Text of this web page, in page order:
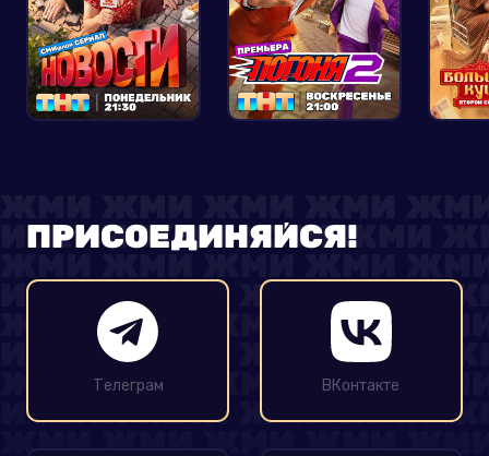
ПРИСОЕДИНЯЙСЯ!
Телеграм ВКонтакте